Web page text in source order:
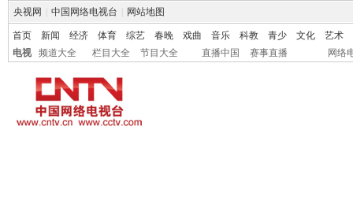
央视网 中国网络电视台 网站地图
首页 新闻 经济 体育 综艺 春晚 戏曲 音乐 科教 青少 文化
艺术
电视
频道大全 栏目大全 节目大全 直播中国 赛事直播 网络